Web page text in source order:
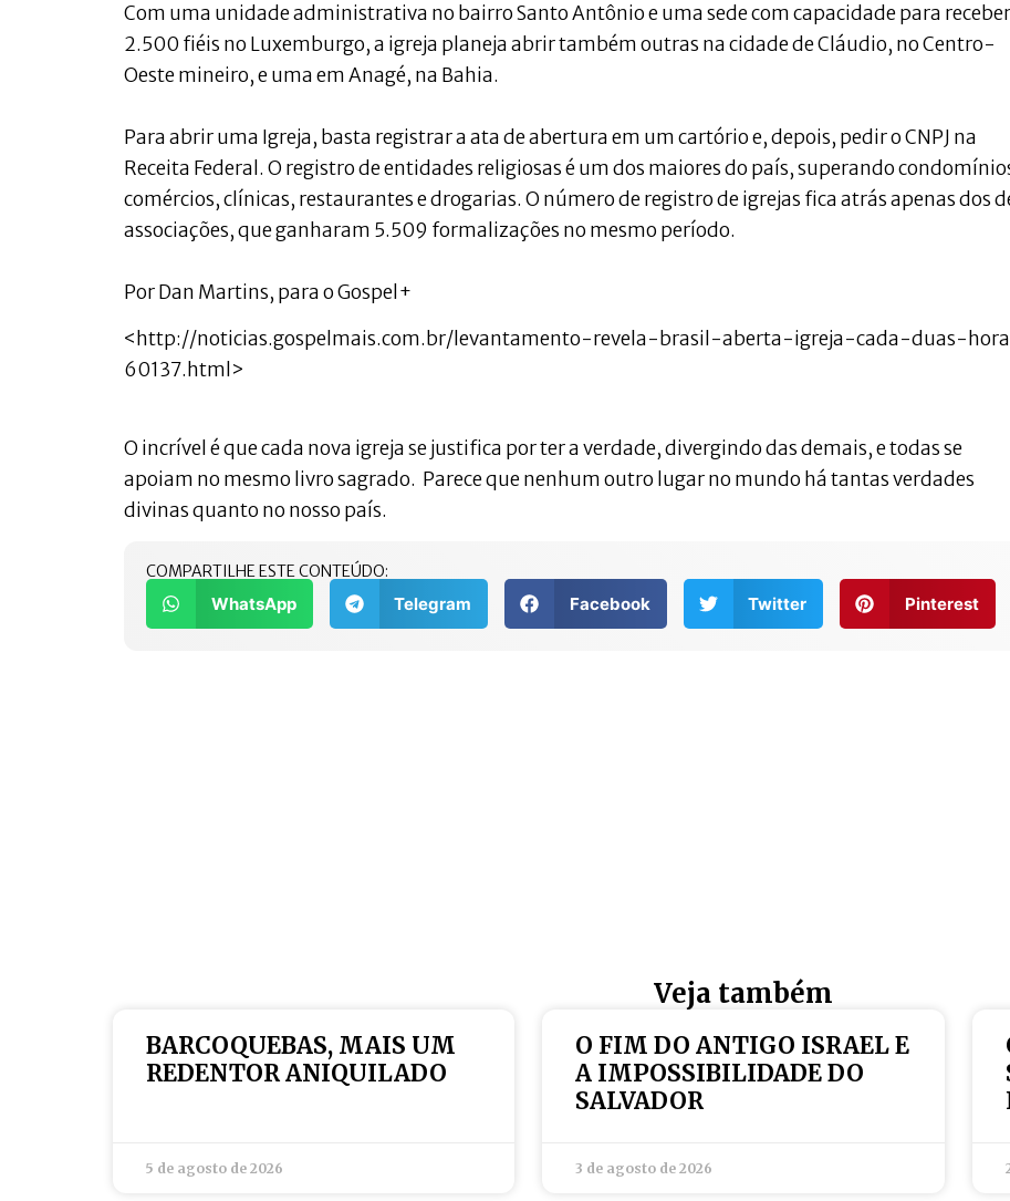
Com uma unidade administrativa no bairro Santo Antônio e uma sede com capacidade para receber
2.500 fiéis no Luxemburgo, a igreja planeja abrir também outras na cidade de Cláudio, no Centro-
Oeste mineiro, e uma em Anagé, na Bahia.
Para abrir uma Igreja, basta registrar a ata de abertura em um cartório e, depois, pedir o CNPJ na
Receita Federal. O registro de entidades religiosas é um dos maiores do país, superando
comércios, clínicas, restaurantes e drogarias. O número de registro de igrejas fica atrás apenas dos
associações, que ganharam 5.509 formalizações no mesmo período.
Por Dan Martins, para o Gospel+
<http://noticias.gospelmais.com.br/levantamento-revela-brasil-aberta-igreja-cada-duas-
60137.html>
O incrível é que cada nova igreja se justifica por ter a verdade, divergindo das demais, e todas se
apoiam no mesmo livro sagrado. Parece que nenhum outro lugar no mundo há tantas verdades
divinas quanto no nosso país.
COMPARTILHE ESTE CONTEÚDO:
WhatsApp Telegram Facebook Twitter Pinterest
Veja também
BARCOQUEBAS, MAIS UM
REDENTOR ANIQUILADO
5 de agosto de 2026
O FIM DO ANTIGO ISRAEL E
A IMPOSSIBILIDADE DO
SALVADOR
3 de agosto de 2026